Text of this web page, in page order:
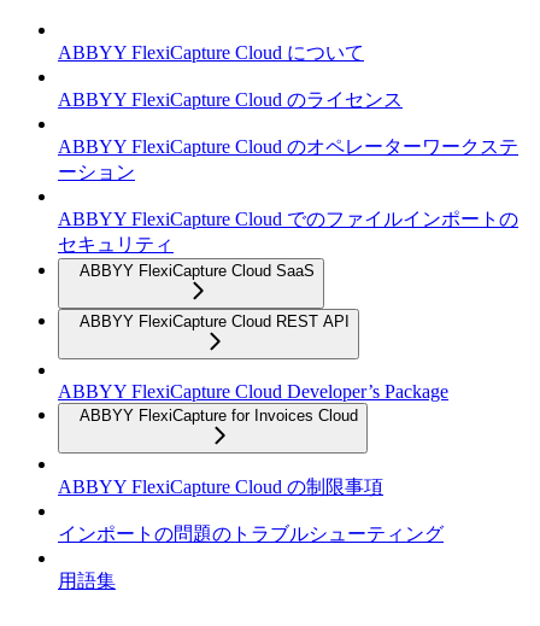
ABBYY FlexiCapture Cloud について
ABBYY FlexiCapture Cloud のライセンス
ABBYY FlexiCapture Cloud のオペレーターワークステ
ーション
ABBYY FlexiCapture Cloud でのファイルインポートの
セキュリティ
ABBYY FlexiCapture Cloud SaaS
ABBYY FlexiCapture Cloud REST API
ABBYY FlexiCapture Cloud Developer’s Package
ABBYY FlexiCapture for Invoices Cloud
ABBYY FlexiCapture Cloud の制限事項
インポートの問題のトラブルシューティング
用語集